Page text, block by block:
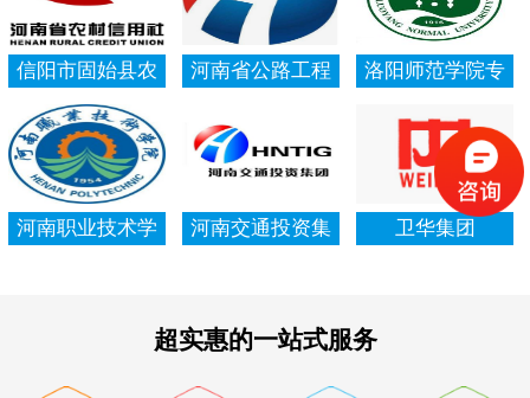
信阳市固始县农
村信用社资产清
查审计
河南省公路工程
洛阳师范学院专
河南职业技术学
河南交通投资集
卫华集团
超实惠的一站式服务